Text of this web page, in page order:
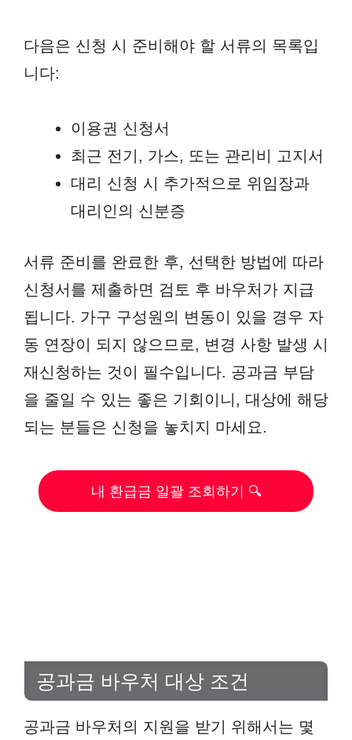
다음은 신청 시 준비해야 할 서류의 목록입
니다:
이용권 신청서
최근 전기, 가스, 또는 관리비 고지서
대리 신청 시 추가적으로 위임장과
대리인의 신분증
서류 준비를 완료한 후, 선택한 방법에 따라
신청서를 제출하면 검토 후 바우처가 지급
됩니다. 가구 구성원의 변동이 있을 경우 자
동 연장이 되지 않으므로, 변경 사항 발생 시
재신청하는 것이 필수입니다. 공과금 부담
을 줄일 수 있는 좋은 기회이니, 대상에 해당
되는 분들은 신청을 놓치지 마세요.
내 환급금 일괄 조회하기 🔍
공과금 바우처 대상 조건
공과금 바우처의 지원을 받기 위해서는 몇